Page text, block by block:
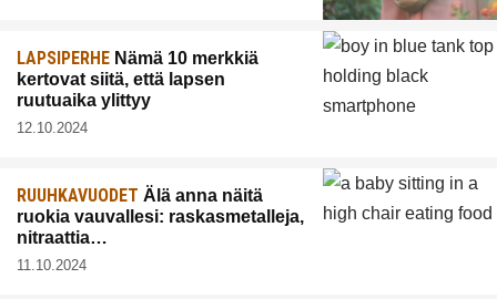
LAPSIPERHE Nämä 10 merkkiä
kertovat siitä, että lapsen
ruutuaika ylittyy
12.10.2024
RUUHKAVUODET Älä anna näitä
ruokia vauvallesi: raskasmetalleja,
nitraattia…
11.10.2024